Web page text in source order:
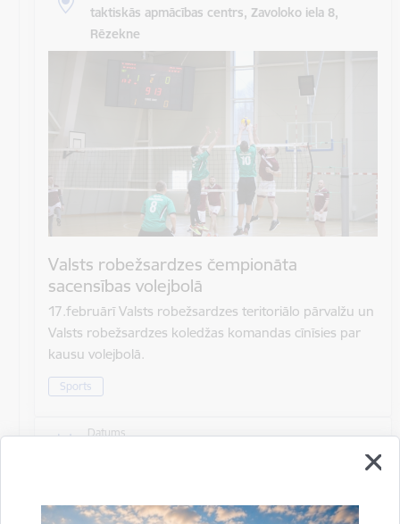
taktiskās apmācības centrs, Zavoloko iela 8,
Rēzekne
Valsts robežsardzes čempionāta
sacensības volejbolā
17.februārī Valsts robežsardzes teritoriālo pārvalžu un
Valsts robežsardzes koledžas komandas cīnīsies par
kausu volejbolā.
Sports
Datums
10.00–15.00